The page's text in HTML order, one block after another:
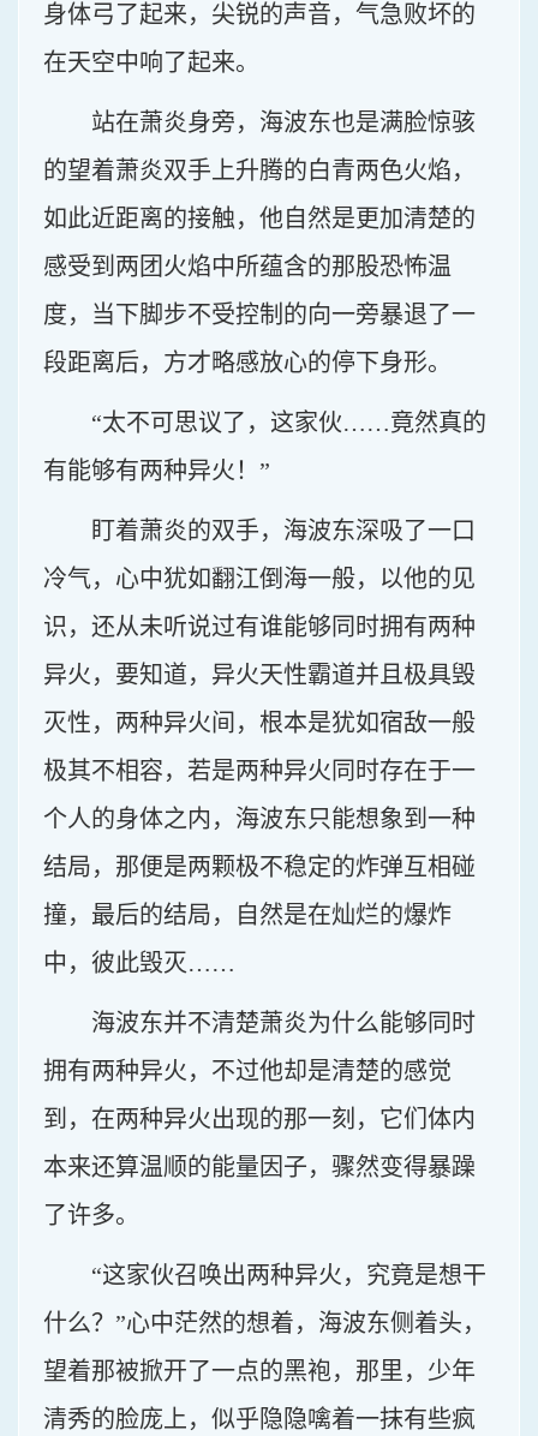
身体弓了起来，尖锐的声音，气急败坏的
在天空中响了起来。
站在萧炎身旁，海波东也是满脸惊骇
的望着萧炎双手上升腾的白青两色火焰，
如此近距离的接触，他自然是更加清楚的
感受到两团火焰中所蕴含的那股恐怖温
度，当下脚步不受控制的向一旁暴退了一
段距离后，方才略感放心的停下身形。
“太不可思议了，这家伙……竟然真的
有能够有两种异火！”
盯着萧炎的双手，海波东深吸了一口
冷气，心中犹如翻江倒海一般，以他的见
识，还从未听说过有谁能够同时拥有两种
异火，要知道，异火天性霸道并且极具毁
灭性，两种异火间，根本是犹如宿敌一般
极其不相容，若是两种异火同时存在于一
个人的身体之内，海波东只能想象到一种
结局，那便是两颗极不稳定的炸弹互相碰
撞，最后的结局，自然是在灿烂的爆炸
中，彼此毁灭……
海波东并不清楚萧炎为什么能够同时
拥有两种异火，不过他却是清楚的感觉
到，在两种异火出现的那一刻，它们体内
本来还算温顺的能量因子，骤然变得暴躁
了许多。
“这家伙召唤出两种异火，究竟是想干
什么？”心中茫然的想着，海波东侧着头，
望着那被掀开了一点的黑袍，那里，少年
清秀的脸庞上，似乎隐隐噙着一抹有些疯